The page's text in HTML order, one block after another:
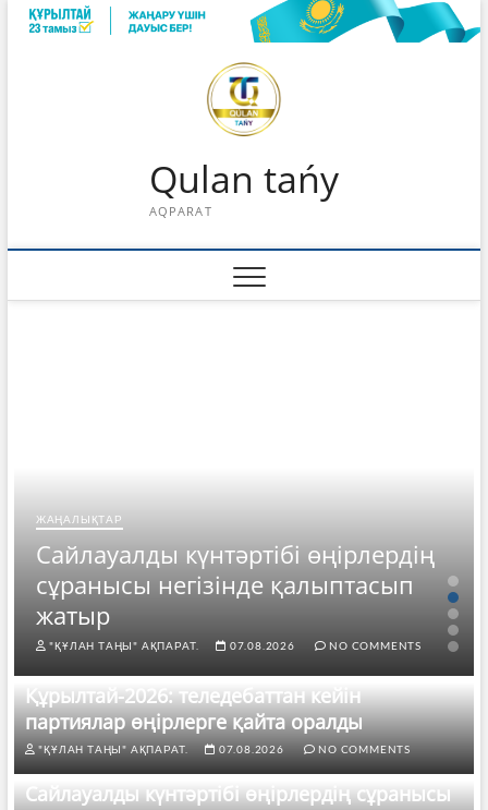
Skip
Qulan tańy
AQPARAT
ЖАҢАЛЫҚТАР
Сайлауалды күнтәртібі өңірлердің
сұранысы негізінде қалыптасып
жатыр
"ҚҰЛАН ТАҢЫ" АҚПАРАТ. 07.08.2026 NO COMMENTS
Құрылтай-2026: теледебаттан кейін
партиялар өңірлерге қайта оралды
"ҚҰЛАН ТАҢЫ" АҚПАРАТ. 07.08.2026 NO COMMENTS
Сайлауалды күнтәртібі өңірлердің сұранысы